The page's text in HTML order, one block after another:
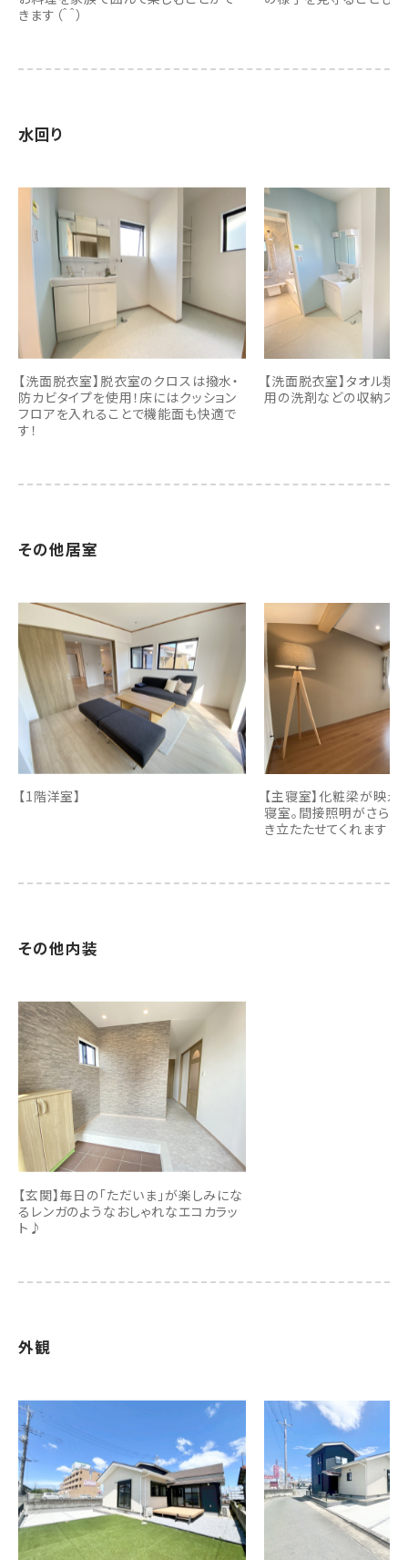
きます（＾＾）
水回り
【洗面脱衣室】脱衣室のクロスは撥水・
防カビタイプを使用！床にはクッション
フロアを入れることで機能面も快適で
す！
【洗面脱衣室】タオル類
用の洗剤などの収納ス
その他居室
【1階洋室】
【主寝室】化粧梁が映え
寝室。間接照明がさらに
き立たたせてくれます♪
その他内装
【玄関】毎日の「ただいま」が楽しみにな
るレンガのようなおしゃれなエコカラッ
ト♪
外観